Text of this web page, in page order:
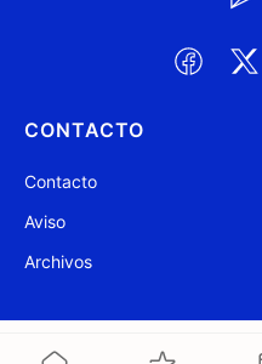
CONTACTO
Contacto
Aviso
Archivos